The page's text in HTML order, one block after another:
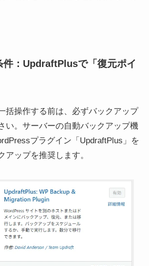
件：UpdraftPlusで「復元ポイ
括操作する前は、必ずバックアップ
い。サーバーの自動バックアップ機
プラグイン「UpdraftPlus」を
アップを推奨します。